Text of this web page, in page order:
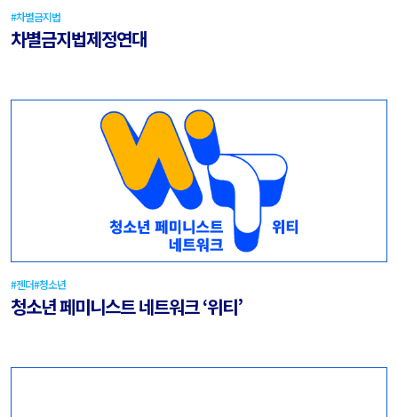
#차별금지법
차별금지법제정연대
#젠더#청소년
청소년 페미니스트 네트워크 ‘위티’